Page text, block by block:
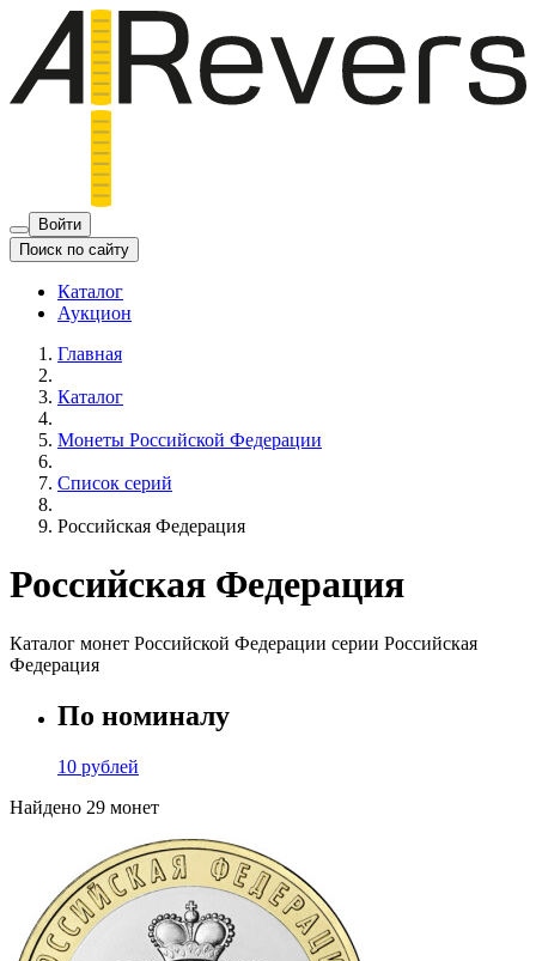
Войти
Поиск по сайту
Каталог
Аукцион
Главная
Каталог
Монеты Российской Федерации
Список серий
Российская Федерация
Российская Федерация
Каталог монет Российской Федерации серии Российская
Федерация
По номиналу
10 рублей
Найдено 29 монет